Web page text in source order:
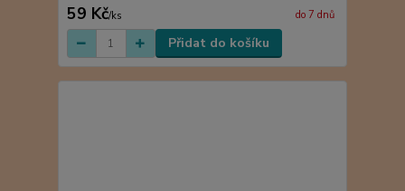
59 Kč/ks do 7 dnů
Přidat do košíku